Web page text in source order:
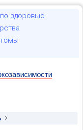
здоровью